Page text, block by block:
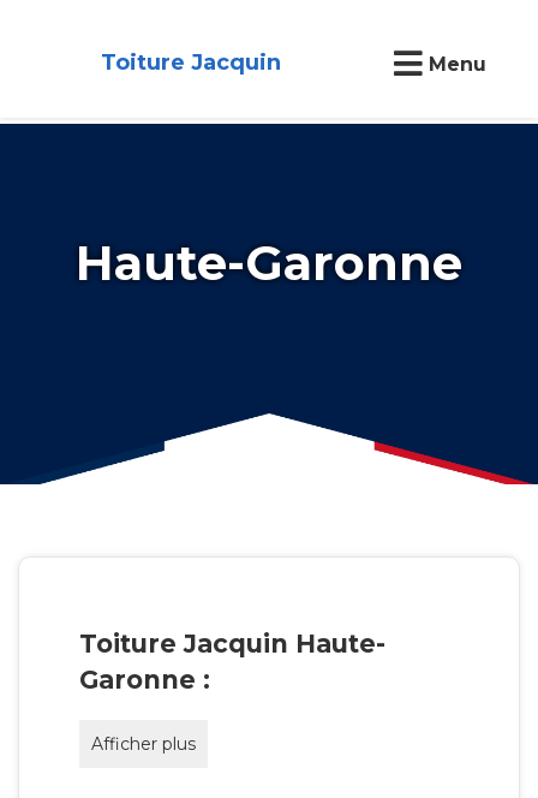
Toiture Jacquin Menu
Haute-Garonne
Toiture Jacquin Haute-
Garonne :
Afficher plus